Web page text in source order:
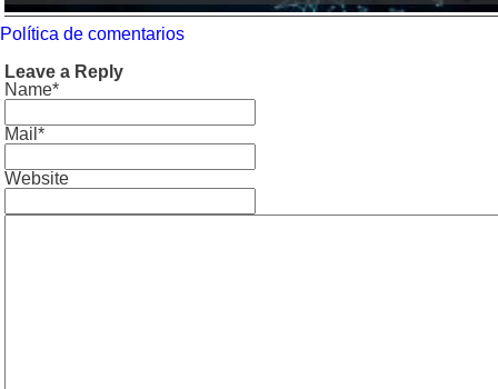
Política de comentarios
Leave a Reply
Name*
Mail*
Website